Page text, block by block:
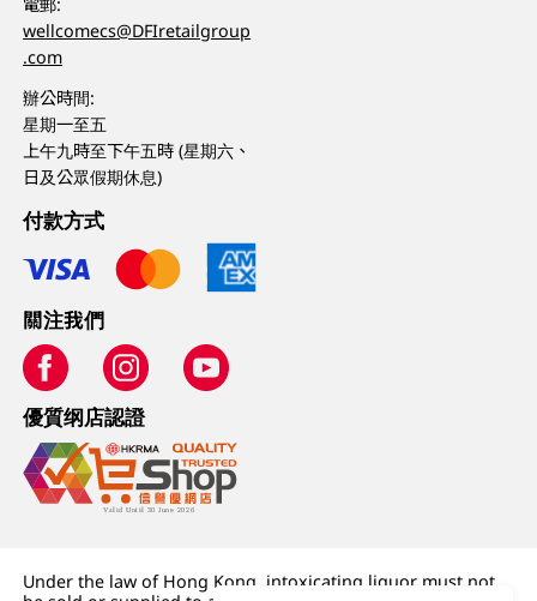
wellcomecs@DFIretailgroup
.com
辦公時間:
星期一至五
上午九時至下午五時 (星期六、
日及公眾假期休息)
付款方式
關注我們
優質纲店認證
Under the law of Hong Kong, intoxicating liquor must not